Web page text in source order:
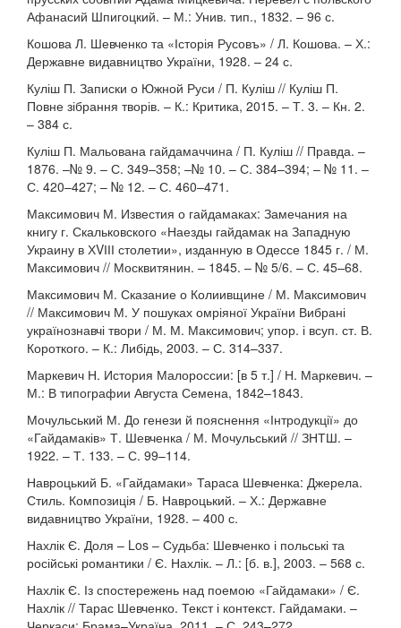
Афанасий Шпигоцкий. – М.: Унив. тип., 1832. – 96 с.
Кошова Л. Шевченко та «Історія Русовъ» / Л. Кошова. – Х.:
Державне видавництво України, 1928. – 24 с.
Куліш П. Записки о Южной Руси / П. Куліш // Куліш П.
Повне зібрання творів. – К.: Критика, 2015. – Т. 3. – Кн. 2.
– 384 с.
Куліш П. Мальована гайдамаччина / П. Куліш // Правда. –
1876. –№ 9. – С. 349–358; –№ 10. – С. 384–394; – № 11. –
С. 420–427; – № 12. – С. 460–471.
Максимович М. Известия о гайдамаках: Замечания на
книгу г. Скальковского «Наезды гайдамак на Западную
Украину в ХVІІІ столетии», изданную в Одессе 1845 г. / М.
Максимович // Москвитянин. – 1845. – № 5/6. – С. 45–68.
Максимович М. Сказание о Колиивщине / М. Максимович
// Максимович М. У пошуках омріяної України Вибрані
українознавчі твори / М. М. Максимович; упор. і всуп. ст. В.
Короткого. – К.: Либідь, 2003. – С. 314–337.
Маркевич Н. История Малороссии: [в 5 т.] / Н. Маркевич. –
М.: В типографии Августа Семена, 1842–1843.
Мочульський М. До генези й пояснення «Інтродукції» до
«Гайдамаків» Т. Шевченка / М. Мочульський // ЗНТШ. –
1922. – Т. 133. – С. 99–114.
Навроцький Б. «Гайдамаки» Тараса Шевченка: Джерела.
Стиль. Композиція / Б. Навроцький. – Х.: Державне
видавництво України, 1928. – 400 с.
Нахлік Є. Доля – Los – Судьба: Шевченко і польські та
російські романтики / Є. Нахлік. – Л.: [б. в.], 2003. – 568 с.
Нахлік Є. Із спостережень над поемою «Гайдамаки» / Є.
Нахлік // Тарас Шевченко. Текст і контекст. Гайдамаки. –